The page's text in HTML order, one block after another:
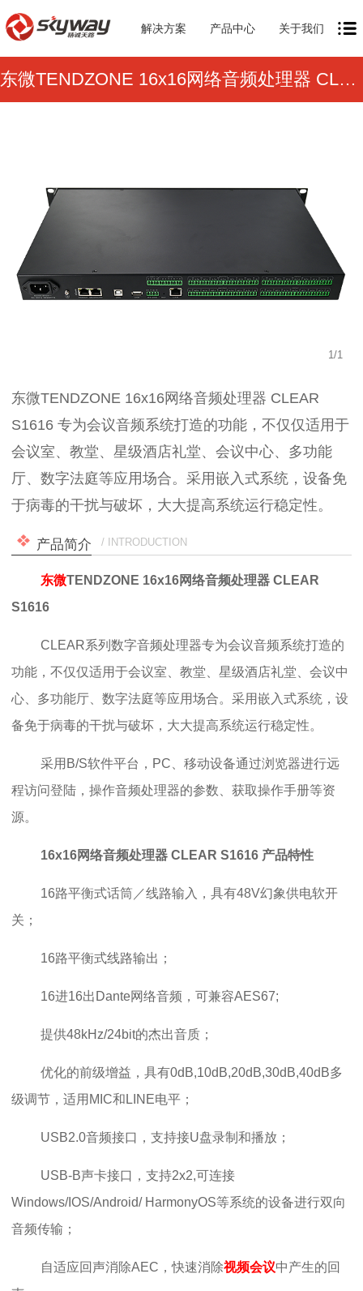
解决方案 产品中心 关于我们
东微TENDZONE 16x16网络音频处理器 CLEAR S1616
1/1
东微TENDZONE 16x16网络音频处理器 CLEAR
S1616 专为会议音频系统打造的功能，不仅仅适用于
会议室、教堂、星级酒店礼堂、会议中心、多功能
厅、数字法庭等应用场合。采用嵌入式系统，设备免
于病毒的干扰与破坏，大大提高系统运行稳定性。
产品简介 / INTRODUCTION
东微TENDZONE 16x16网络音频处理器 CLEAR
S1616
CLEAR系列数字音频处理器专为会议音频系统打造的
功能，不仅仅适用于会议室、教堂、星级酒店礼堂、会议中
心、多功能厅、数字法庭等应用场合。采用嵌入式系统，设
备免于病毒的干扰与破坏，大大提高系统运行稳定性。
采用B/S软件平台，PC、移动设备通过浏览器进行远
程访问登陆，操作音频处理器的参数、获取操作手册等资
源。
16x16网络音频处理器 CLEAR S1616 产品特性
16路平衡式话筒／线路输入，具有48V幻象供电软开
关；
16路平衡式线路输出；
16进16出Dante网络音频，可兼容AES67;
提供48kHz/24bit的杰出音质；
优化的前级增益，具有0dB,10dB,20dB,30dB,40dB多
级调节，适用MIC和LINE电平；
USB2.0音频接口，支持接U盘录制和播放；
USB-B声卡接口，支持2x2,可连接
Windows/IOS/Android/ HarmonyOS等系统的设备进行双向
音频传输；
自适应回声消除AEC，快速消除视频会议中产生的回